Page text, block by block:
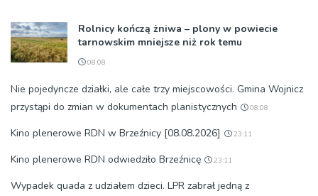
Rolnicy kończą żniwa – plony w powiecie
tarnowskim mniejsze niż rok temu
08:08
Nie pojedyncze działki, ale całe trzy miejscowości. Gmina Wojnicz
przystąpi do zmian w dokumentach planistycznych
08:08
Kino plenerowe RDN w Brzeźnicy [08.08.2026] 23:11
Kino plenerowe RDN odwiedziło Brzeźnicę 23:11
Wypadek quada z udziałem dzieci. LPR zabrał jedną z